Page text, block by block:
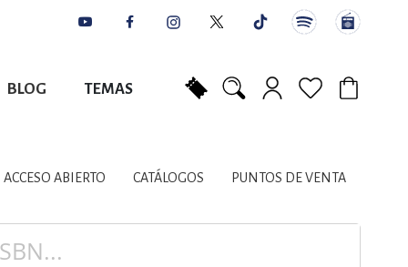
BLOG TEMAS
LITERARIOS
PLANIFICACIÓN
ACCESO ABIERTO CATÁLOGOS PUNTOS DE VENTA